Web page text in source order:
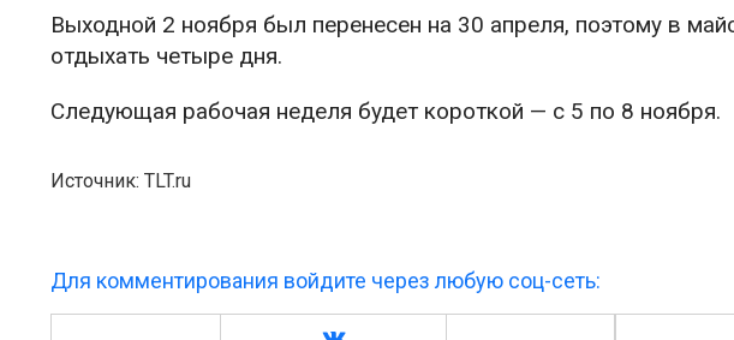
Выходной 2 ноября был перенесен на 30 апреля, поэтому в
отдыхать четыре дня.
Следующая рабочая неделя будет короткой — с 5 по 8 ноября.
Источник: TLT.ru
Для комментирования войдите через любую соц-сеть: